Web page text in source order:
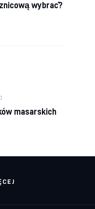
wybrać?
masarskich